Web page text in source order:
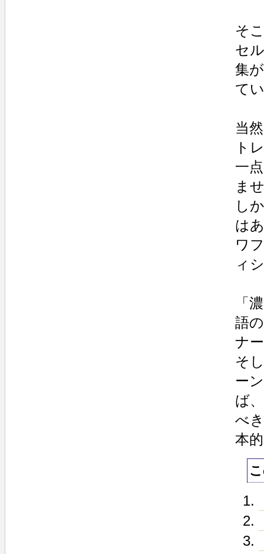
そ
セ
集
て
当
ト
一
ま
し
は
ワ
ィ
「
語
ナ
そ
ー
ば
べ
本